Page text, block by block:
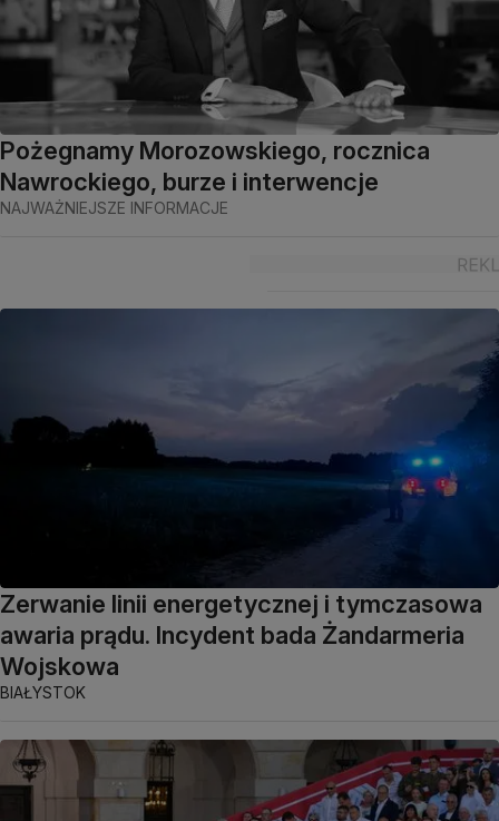
Pożegnamy Morozowskiego, rocznica
Nawrockiego, burze i interwencje
NAJWAŻNIEJSZE INFORMACJE
Zerwanie linii energetycznej i tymczasowa
awaria prądu. Incydent bada Żandarmeria
Wojskowa
BIAŁYSTOK